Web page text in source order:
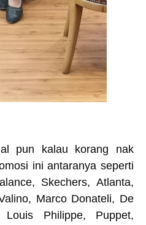
pun kalau korang nak
ini antaranya seperti
Skechers, Atlanta,
Marco Donateli, De
Philippe, Puppet,